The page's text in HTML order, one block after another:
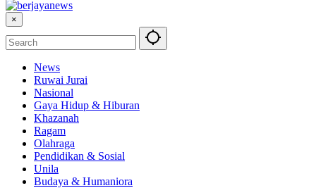
×
News
Ruwai Jurai
Nasional
Gaya Hidup & Hiburan
Khazanah
Ragam
Olahraga
Pendidikan & Sosial
Unila
Budaya & Humaniora